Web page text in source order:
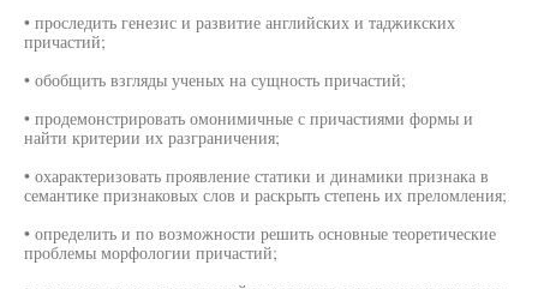
• проследить генезис и развитие английских и таджикских
причастий;
• обобщить взгляды ученых на сущность причастий;
• продемонстрировать омонимичные с причастиями формы и
найти критерии их разграничения;
• охарактеризовать проявление статики и динамики признака в
семантике признаковых слов и раскрыть степень их преломления;
• определить и по возможности решить основные теоретические
проблемы морфологии причастий;